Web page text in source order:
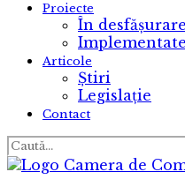
Proiecte
În desfășurare
Implementate
Articole
Știri
Legislație
Contact
Camera de